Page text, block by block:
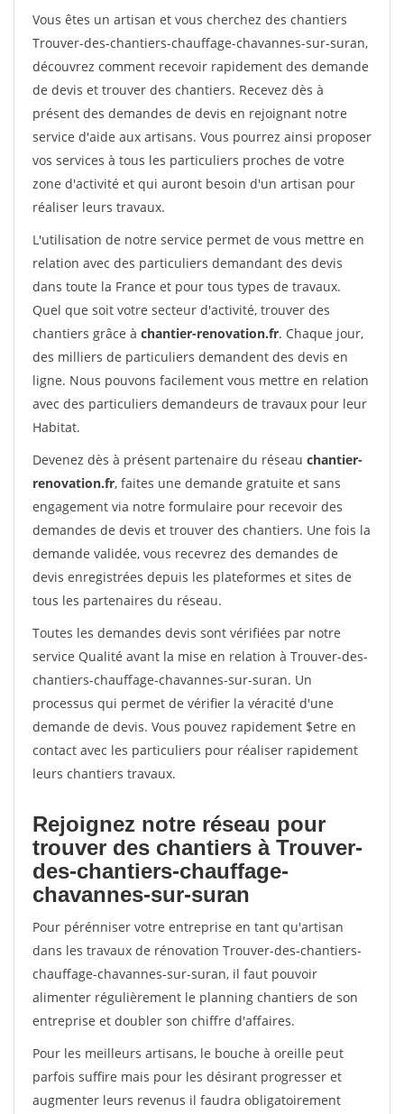
Vous êtes un artisan et vous cherchez des chantiers
Trouver-des-chantiers-chauffage-chavannes-sur-suran,
découvrez comment recevoir rapidement des demande
de devis et trouver des chantiers. Recevez dès à
présent des demandes de devis en rejoignant notre
service d'aide aux artisans. Vous pourrez ainsi proposer
vos services à tous les particuliers proches de votre
zone d'activité et qui auront besoin d'un artisan pour
réaliser leurs travaux.
L'utilisation de notre service permet de vous mettre en
relation avec des particuliers demandant des devis
dans toute la France et pour tous types de travaux.
Quel que soit votre secteur d'activité, trouver des
chantiers grâce à chantier-renovation.fr. Chaque jour,
des milliers de particuliers demandent des devis en
ligne. Nous pouvons facilement vous mettre en relation
avec des particuliers demandeurs de travaux pour leur
Habitat.
Devenez dès à présent partenaire du réseau chantier-
renovation.fr, faites une demande gratuite et sans
engagement via notre formulaire pour recevoir des
demandes de devis et trouver des chantiers. Une fois la
demande validée, vous recevrez des demandes de
devis enregistrées depuis les plateformes et sites de
tous les partenaires du réseau.
Toutes les demandes devis sont vérifiées par notre
service Qualité avant la mise en relation à Trouver-des-
chantiers-chauffage-chavannes-sur-suran. Un
processus qui permet de vérifier la véracité d'une
demande de devis. Vous pouvez rapidement $etre en
contact avec les particuliers pour réaliser rapidement
leurs chantiers travaux.
Rejoignez notre réseau pour
trouver des chantiers à Trouver-
des-chantiers-chauffage-
chavannes-sur-suran
Pour pérénniser votre entreprise en tant qu'artisan
dans les travaux de rénovation Trouver-des-chantiers-
chauffage-chavannes-sur-suran, il faut pouvoir
alimenter régulièrement le planning chantiers de son
entreprise et doubler son chiffre d'affaires.
Pour les meilleurs artisans, le bouche à oreille peut
parfois suffire mais pour les désirant progresser et
augmenter leurs revenus il faudra obligatoirement